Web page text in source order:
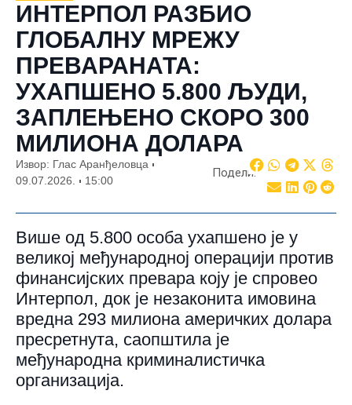
ИНТЕРПОЛ РАЗБИО
ГЛОБАЛНУ МРЕЖУ
ПРЕВАРАНАТА:
УХАПШЕНО 5.800 ЉУДИ,
ЗАПЛЕЊЕНО СКОРО 300
МИЛИОНА ДОЛАРА
Извор: Глас Аранђеловца
09.07.2026.
15:00
Подели:
Више од 5.800 особа ухапшено је у
великој међународној операцији против
финансијских превара коју је спровео
Интерпол, док је незаконита имовина
вредна 293 милиона америчких долара
пресретнута, саопштила је
међународна криминалистичка
организација.